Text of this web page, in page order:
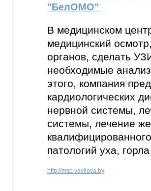
"БелОМО"
В медицинском
медицинский
органов, сделать
необходимые
этого, компания
кардиологических
нервной системы,
системы, лечение
патологий уха,
http://msc-vavilova.by